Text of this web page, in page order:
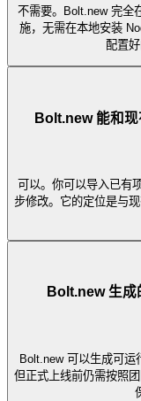
不需要。Bolt.new 完全
施，无需在本地安装
配置
Bolt.new 能和现
可以。你可以导入已有
步修改。它的定位是与
Bolt.new 生成
Bolt.new 可以生成可运
但正式上线前仍需按照